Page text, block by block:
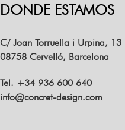
DONDE ESTAMOS
C/ Joan Torruella i Urpina, 13
08758 Cervelló, Barcelona
Tel. +34 936 600 640
info@concret-design.com